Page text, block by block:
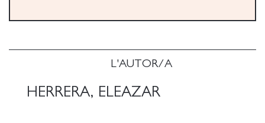
L'AUTOR/A
HERRERA, ELEAZAR